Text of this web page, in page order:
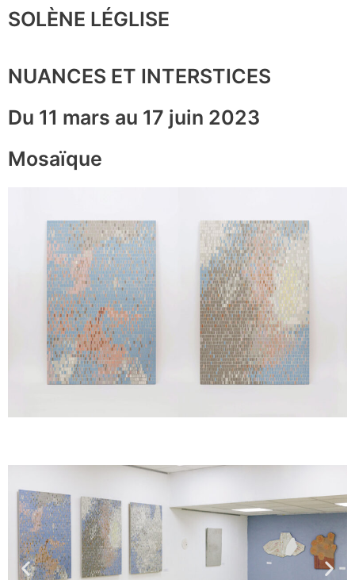
SOLÈNE LÉGLISE
NUANCES ET INTERSTICES
Du 11 mars au 17 juin 2023
Mosaïque